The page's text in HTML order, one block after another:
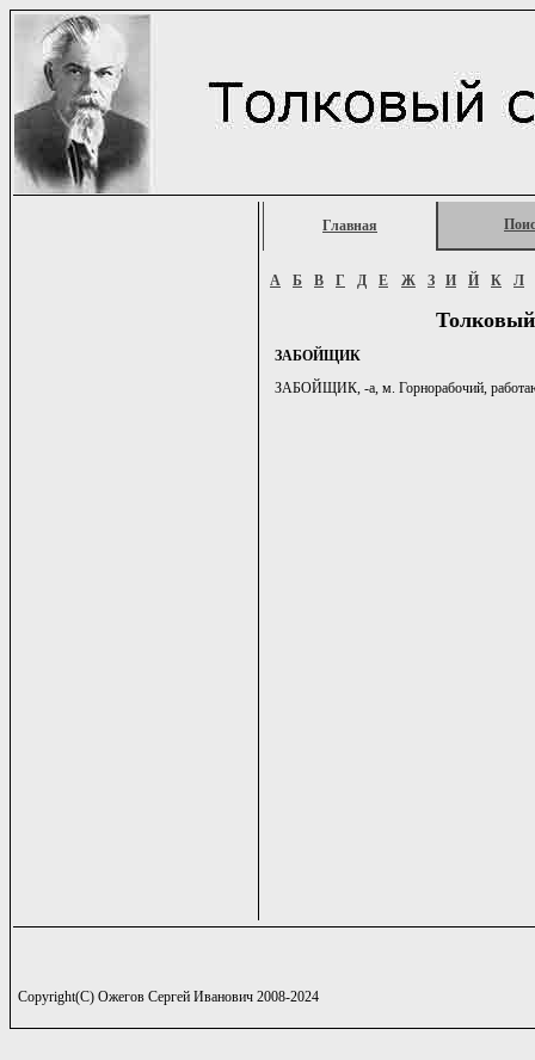
Главная
А Б В Г Д Е Ж З И Й К Л
ЗАБОЙЩИК
ЗАБОЙЩИК, -а, м. Горнорабочий,
Copyright(C) Ожегов Сергей Иванович 2008-2024